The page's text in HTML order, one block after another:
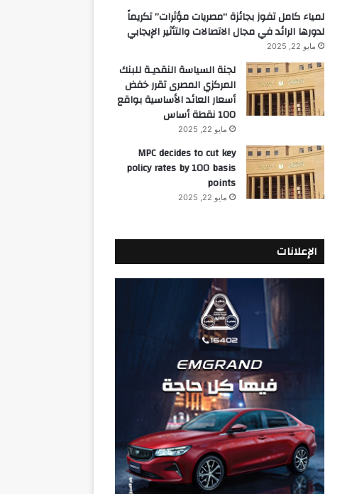
لمياء كامل تفوز بجائزة “مصريات مؤثرات” تكريماً
لدورها الرائد في مجال الاتصالات والتأثير الإيجابي
مايو 22, 2025
لجنة السياسة النقديـة للبنك
المركزي المصرى تقرر خفض
أسعار العائد الأساسية بواقع
100 نقطة أساس
مايو 22, 2025
MPC decides to cut key
policy rates by 100 basis
points
مايو 22, 2025
الإعلانات